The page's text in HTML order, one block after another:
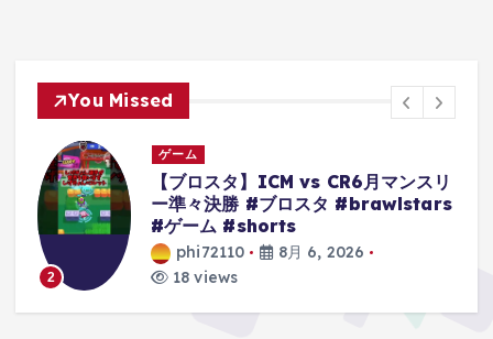
You Missed
ゲーム
【クレーンゲーム】超デカ箱
Grandistaのティーチは落とせる‼︎他
にもモンキーDルフィーやキルア・ナ
ルトもやってくぞ 【ワンピース】
【黒ひげ】【クレゲ】 【クレーンゲ
ーム倉庫熊谷店】
phi72110
8月 6, 2026